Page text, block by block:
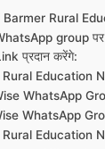
Barmer Rural
group
प्रदान करेंगे:
Rural Education
WhatsApp
WhatsApp
Rural Education